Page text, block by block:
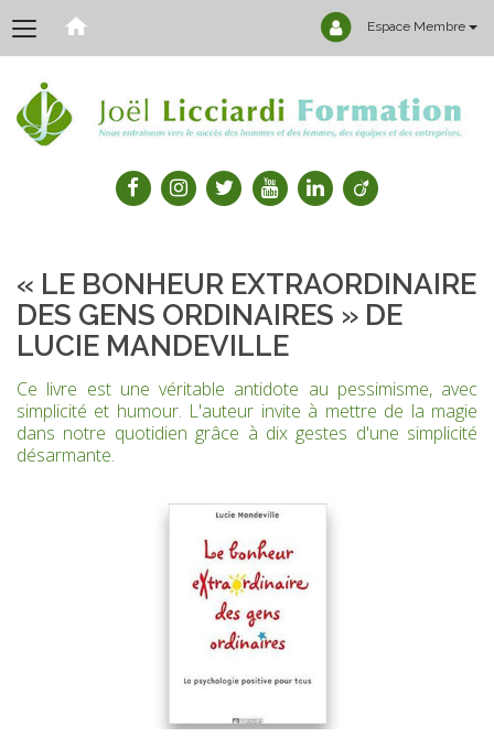
Espace Membre
« LE BONHEUR EXTRAORDINAIRE
DES GENS ORDINAIRES » DE
LUCIE MANDEVILLE
Ce livre est une véritable antidote au pessimisme, avec
simplicité et humour. L'auteur invite à mettre de la magie
dans notre quotidien grâce à dix gestes d'une simplicité
désarmante.